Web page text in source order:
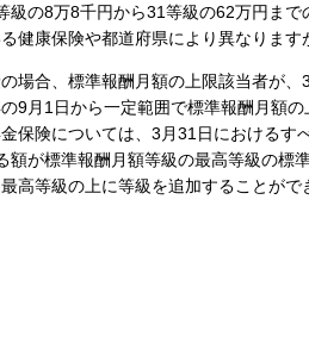
級の8万8千円から31等級の62万円ま
健康保険や都道府県により異なります
場合、標準報酬月額の上限該当者が
9月1日から一定範囲で標準報酬月額
保険については、3月31日におけるす
額が標準報酬月額等級の最高等級の標
高等級の上に等級を追加することがで